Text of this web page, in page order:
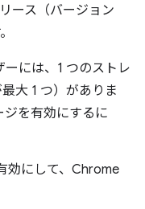
ース（バージョン
には、1 つのストレ
大 1 つ）がありま
ジを有効にするに
効にして、Chrome